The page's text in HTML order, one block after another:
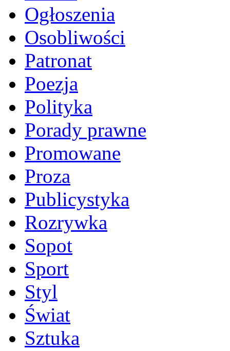
Ogłoszenia
Osobliwości
Patronat
Poezja
Polityka
Porady prawne
Promowane
Proza
Publicystyka
Rozrywka
Sopot
Sport
Styl
Świat
Sztuka